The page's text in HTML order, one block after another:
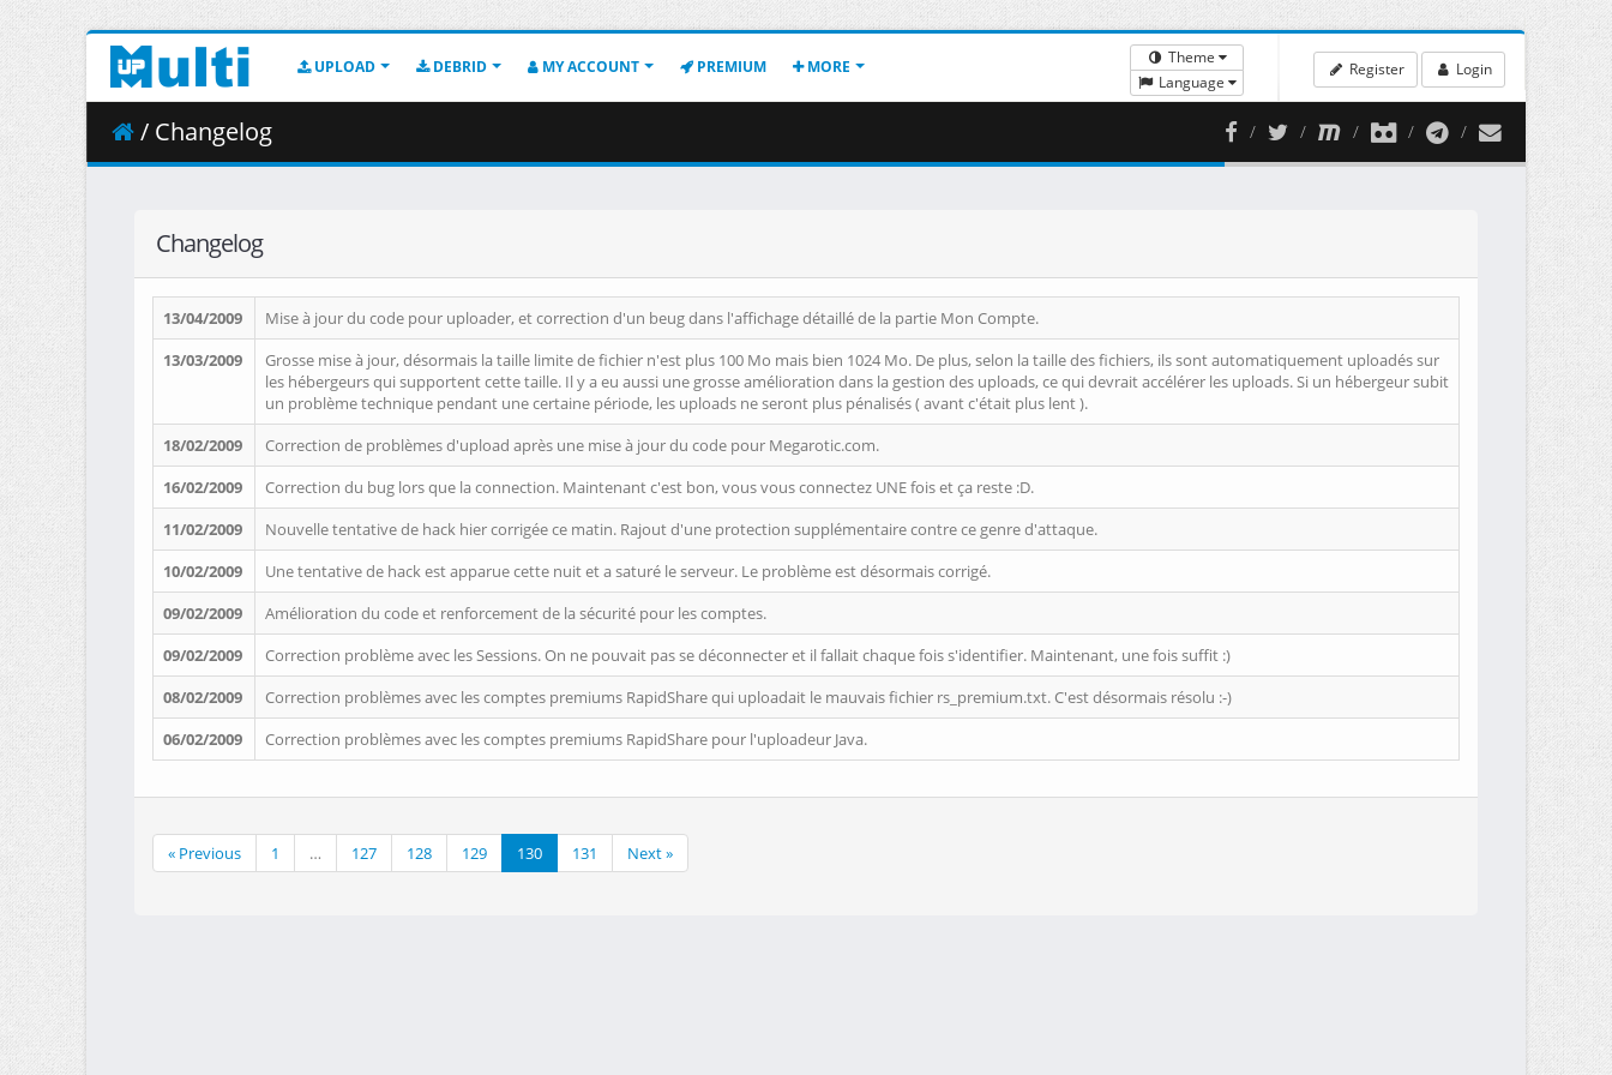
UPLOAD DEBRID MY ACCOUNT PREMIUM MORE
Theme
Language
Register Login
/ Changelog
Changelog
13/04/2009
Mise à jour du code pour uploader, et correction d'un beug dans l'affichage détaillé de la partie Mon Compte.
13/03/2009
Grosse mise à jour, désormais la taille limite de fichier n'est plus 100 Mo mais bien 1024 Mo. De plus, selon la taille des fichiers, ils sont automatiquement uploadés sur
les hébergeurs qui supportent cette taille. Il y a eu aussi une grosse amélioration dans la gestion des uploads, ce qui devrait accélérer les uploads. Si un hébergeur subit
un problème technique pendant une certaine période, les uploads ne seront plus pénalisés ( avant c'était plus lent ).
18/02/2009
Correction de problèmes d'upload après une mise à jour du code pour Megarotic.com.
16/02/2009
Correction du bug lors que la connection. Maintenant c'est bon, vous vous connectez UNE fois et ça reste :D.
11/02/2009
Nouvelle tentative de hack hier corrigée ce matin. Rajout d'une protection supplémentaire contre ce genre d'attaque.
10/02/2009
Une tentative de hack est apparue cette nuit et a saturé le serveur. Le problème est désormais corrigé.
09/02/2009
Amélioration du code et renforcement de la sécurité pour les comptes.
09/02/2009
Correction problème avec les Sessions. On ne pouvait pas se déconnecter et il fallait chaque fois s'identifier. Maintenant, une fois suffit :)
08/02/2009
Correction problèmes avec les comptes premiums RapidShare qui uploadait le mauvais fichier rs_premium.txt. C'est désormais résolu :-)
06/02/2009
Correction problèmes avec les comptes premiums RapidShare pour l'uploadeur Java.
« Previous 1 … 127 128 129 130 131 Next »